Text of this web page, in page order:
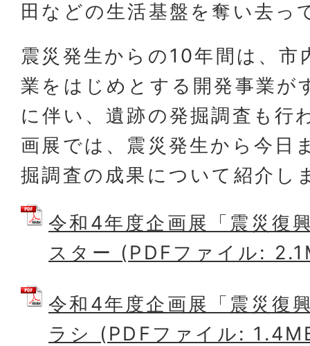
田などの生活基盤を奪い去っ
震災発生からの10年間は、市
業をはじめとする開発事業が
に伴い、遺跡の発掘調査も行
画展では、震災発生から今日
掘調査の成果について紹介し
令和4年度企画展「震災復
スター (PDFファイル:
令和4年度企画展「震災復
ラシ (PDFファイル: